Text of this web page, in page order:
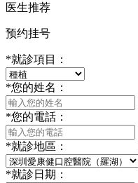
医生推荐
预约挂号
*就診項目：
*您的姓名：
*您的電話：
*就診地區：
*就診日期：